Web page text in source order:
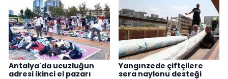
Antalya'da ucuzluğun
adresi ikinci el pazarı
Yangınzede çiftçilere
sera naylonu desteği